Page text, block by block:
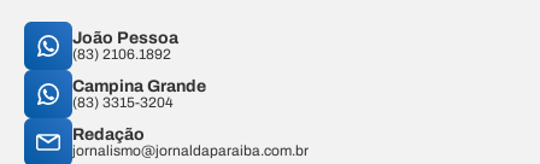
João Pessoa
(83) 2106.1892
Campina Grande
(83) 3315-3204
Redação
jornalismo@jornaldaparaiba.com.br